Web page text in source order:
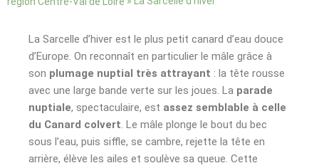
La Sarcelle d’hiver est le plus petit canard d’eau douce
d’Europe. On reconnaît en particulier le mâle grâce à
son plumage nuptial très attrayant : la tête rousse
avec une large bande verte sur les joues. La parade
nuptiale, spectaculaire, est assez semblable à celle
du Canard colvert. Le mâle plonge le bout du bec
sous l’eau, puis siffle, se cambre, rejette la tête en
arrière, élève les ailes et soulève sa queue. Cette